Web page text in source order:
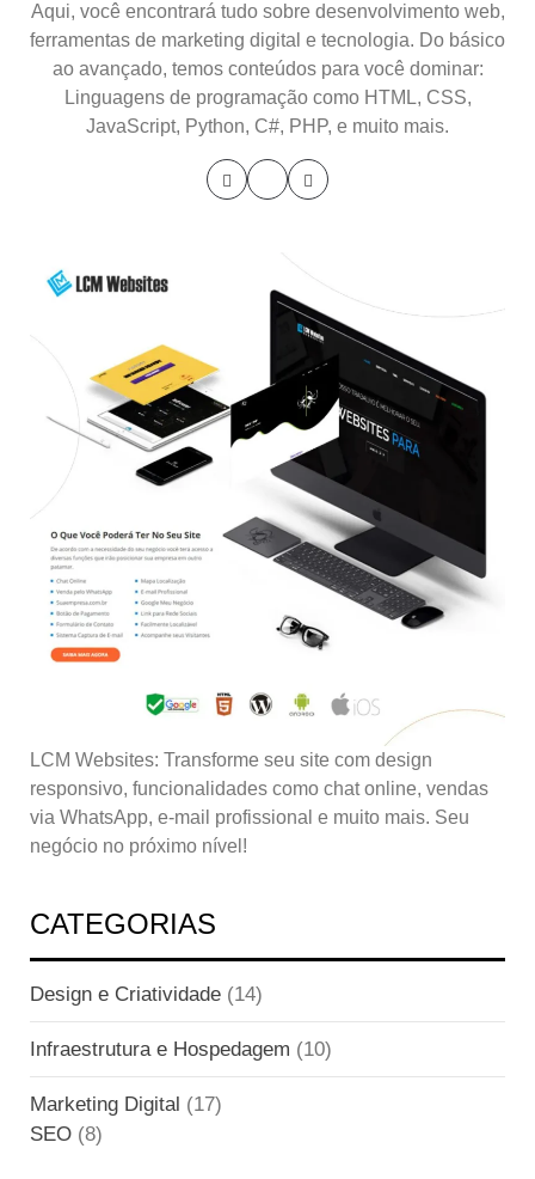
Aqui, você encontrará tudo sobre desenvolvimento web,
ferramentas de marketing digital e tecnologia. Do básico
ao avançado, temos conteúdos para você dominar:
Linguagens de programação como HTML, CSS,
JavaScript, Python, C#, PHP, e muito mais.
LCM Websites: Transforme seu site com design
responsivo, funcionalidades como chat online, vendas
via WhatsApp, e-mail profissional e muito mais. Seu
negócio no próximo nível!
CATEGORIAS
Design e Criatividade (14)
Infraestrutura e Hospedagem (10)
Marketing Digital (17)
SEO (8)